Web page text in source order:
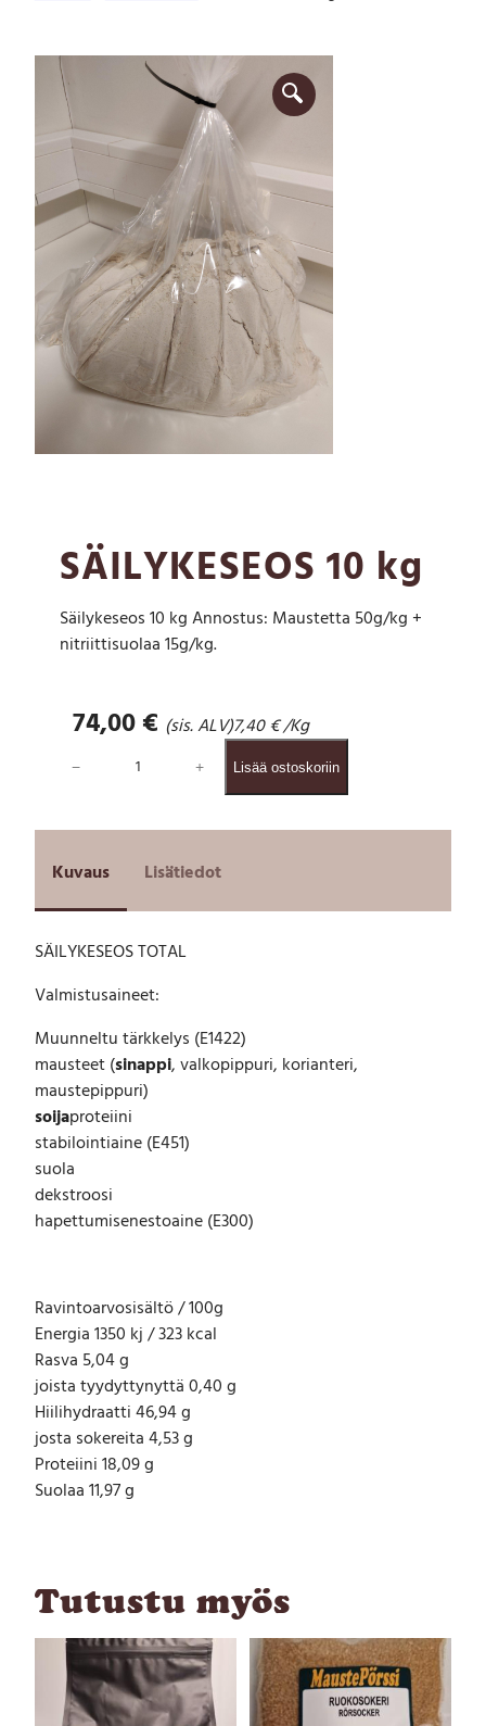
SÄILYKESEOS 10 kg
Säilykeseos 10 kg Annostus: Maustetta 50g/kg +
nitriittisuolaa 15g/kg.
74,00€ (sis. ALV)7,40€/Kg
K
E
S
O
1
k
g
m
ä
ä
r
ä
− + Lisää ostoskoriin
Kuvaus Lisätiedot
SÄILYKESEOS TOTAL
Valmistusaineet:
Muunneltu tärkkelys (E1422)
mausteet (sinappi, valkopippuri, korianteri,
maustepippuri)
soijaproteiini
stabilointiaine (E451)
suola
dekstroosi
hapettumisenestoaine (E300)
Ravintoarvosisältö / 100g
Energia 1350 kj / 323 kcal
Rasva 5,04 g
joista tyydyttynyttä 0,40 g
Hiilihydraatti 46,94 g
josta sokereita 4,53 g
Proteiini 18,09 g
Suolaa 11,97 g
Tutustu myös